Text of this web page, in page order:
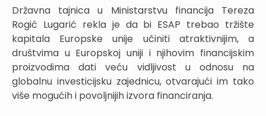
Državna tajnica u Ministarstvu financija Tereza
Rogić Lugarić rekla je da bi ESAP trebao tržište
kapitala Europske unije učiniti atraktivnijim, a
društvima u Europskoj uniji i njihovim financijskim
proizvodima dati veću vidljivost u odnosu na
globalnu investicijsku zajednicu, otvarajući im tako
više mogućih i povoljnijih izvora financiranja.